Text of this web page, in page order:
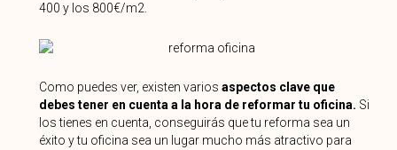
400 y los 800€/m2.
Como puedes ver, existen varios aspectos clave que
debes tener en cuenta a la hora de reformar tu oficina. Si
los tienes en cuenta, conseguirás que tu reforma sea un
éxito y tu oficina sea un lugar mucho más atractivo para